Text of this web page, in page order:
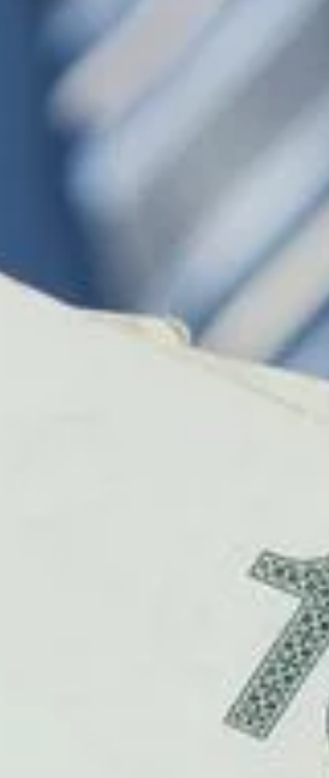
konopnych zdobywają w ostatnich
latach coraz większą popularność.
Dzieje się tak z powodu ich cennych
właściwości, […]